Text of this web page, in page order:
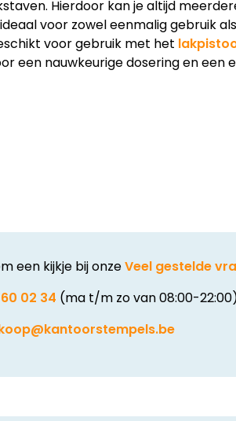
Hierdoor kan je altijd
voor zowel eenmalig gebruik
voor gebruik met het
een nauwkeurige dosering en een
een kijkje bij onzeVeel gestelde
02 34 (ma t/m zo van 08:00-